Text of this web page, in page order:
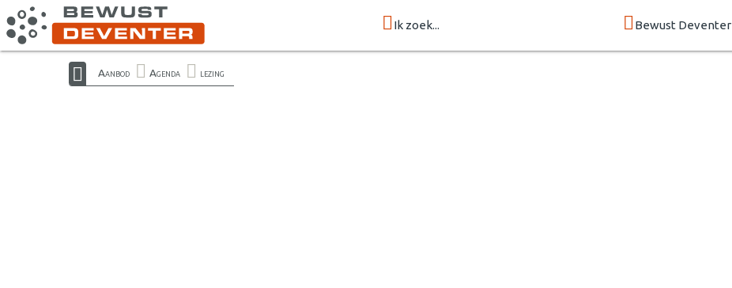
Ik zoek... Bewust Deventer
Aanbod Agenda lezing